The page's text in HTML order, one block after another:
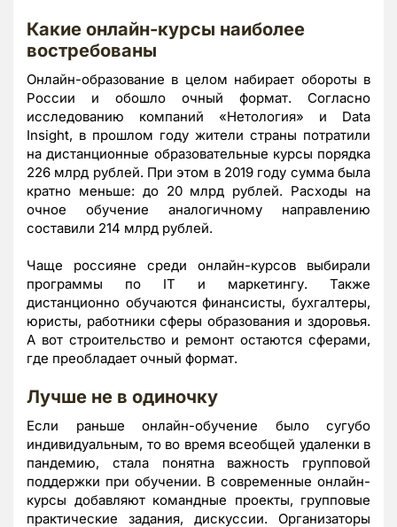
Какие онлайн-курсы наиболее
востребованы
Онлайн-образование в целом набирает обороты в
России и обошло очный формат. Согласно
исследованию компаний «Нетология» и Data
Insight, в прошлом году жители страны потратили
на дистанционные образовательные курсы порядка
226 млрд рублей. При этом в 2019 году сумма была
кратно меньше: до 20 млрд рублей. Расходы на
очное обучение аналогичному направлению
составили 214 млрд рублей.
Чаще россияне среди онлайн-курсов выбирали
программы по IT и маркетингу. Также
дистанционно обучаются финансисты, бухгалтеры,
юристы, работники сферы образования и здоровья.
А вот строительство и ремонт остаются сферами,
где преобладает очный формат.
Лучше не в одиночку
Если раньше онлайн-обучение было сугубо
индивидуальным, то во время всеобщей удаленки в
пандемию, стала понятна важность групповой
поддержки при обучении. В современные онлайн-
курсы добавляют командные проекты, групповые
практические задания, дискуссии. Организаторы